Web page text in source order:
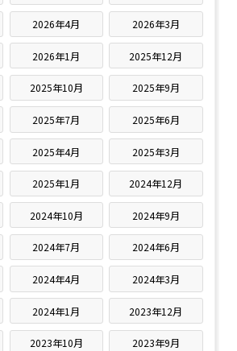
2026年4月 2026年3月
2026年1月 2025年12月
2025年10月 2025年9月
2025年7月 2025年6月
2025年4月 2025年3月
2025年1月 2024年12月
2024年10月 2024年9月
2024年7月 2024年6月
2024年4月 2024年3月
2024年1月 2023年12月
2023年10月 2023年9月